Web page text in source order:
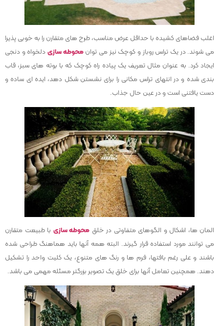
اغلب فضاهای کشیده با حداقل عرض مناسب، طرح های متقارن را به خوبی پذیرا
می شوند. در یک تراس روباز و کوچک نیز می توانمحوطه سازیدلخواه و دنجی
ایجاد کرد. به عنوان مثال تعریف یک پیاده راه کوچک که با بوته های سبز، قاب
بندی شده و در انتهای تراس مکانی را برای نشستن شکل دهد، ایده ای ساده و
دست یافتنی است و در عین حال جذاب.
المان ها، اشکال و الگوهای متفاوتی در خلق محوطه سازی با طبیعت متقارن
می توانند مورد استفاده قرار گیرند. البته همه آنها باید هماهنگ طراحی شده
باشند و علی رغم بافتها، فرم ها و رنگ های متنوع، یک کلیت واحد را تشکیل
دهند. همچنین تعامل آنها برای خلق یک تصویر بزرگتر مسئله مهمی می باشد.